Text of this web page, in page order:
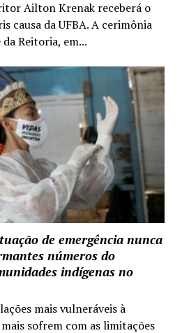
Ailton Krenak receberá o
causa da UFBA. A cerimônia
Reitoria, em...
de emergência nunca
números do
indígenas no
mais vulneráveis à
sofrem com as limitações